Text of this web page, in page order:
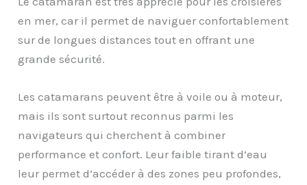
en mer, car il permet de naviguer confortablement
sur de longues distances tout en offrant une
grande sécurité.
Les catamarans peuvent être à voile ou à moteur,
mais ils sont surtout reconnus parmi les
navigateurs qui cherchent à combiner
performance et confort. Leur faible tirant d’eau
leur permet d’accéder à des zones peu profondes,